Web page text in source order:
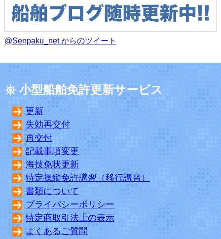
@Senpaku_net からのツイート
小型船舶免許更新サービス
更新
失効再交付
再交付
記載事項変更
海技免状更新
特定操縦免許講習（移行講習）
書類について
プライバシーポリシー
特定商取引法上の表示
よくあるご質問